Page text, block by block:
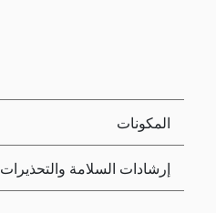
المكونات
إرشادات السلامة والتحذيرات